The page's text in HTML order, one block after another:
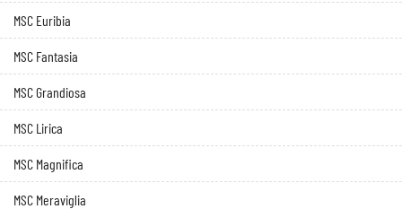
MSC Euribia
MSC Fantasia
MSC Grandiosa
MSC Lirica
MSC Magnifica
MSC Meraviglia